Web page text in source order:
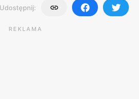
Udostępnij:
REKLAMA